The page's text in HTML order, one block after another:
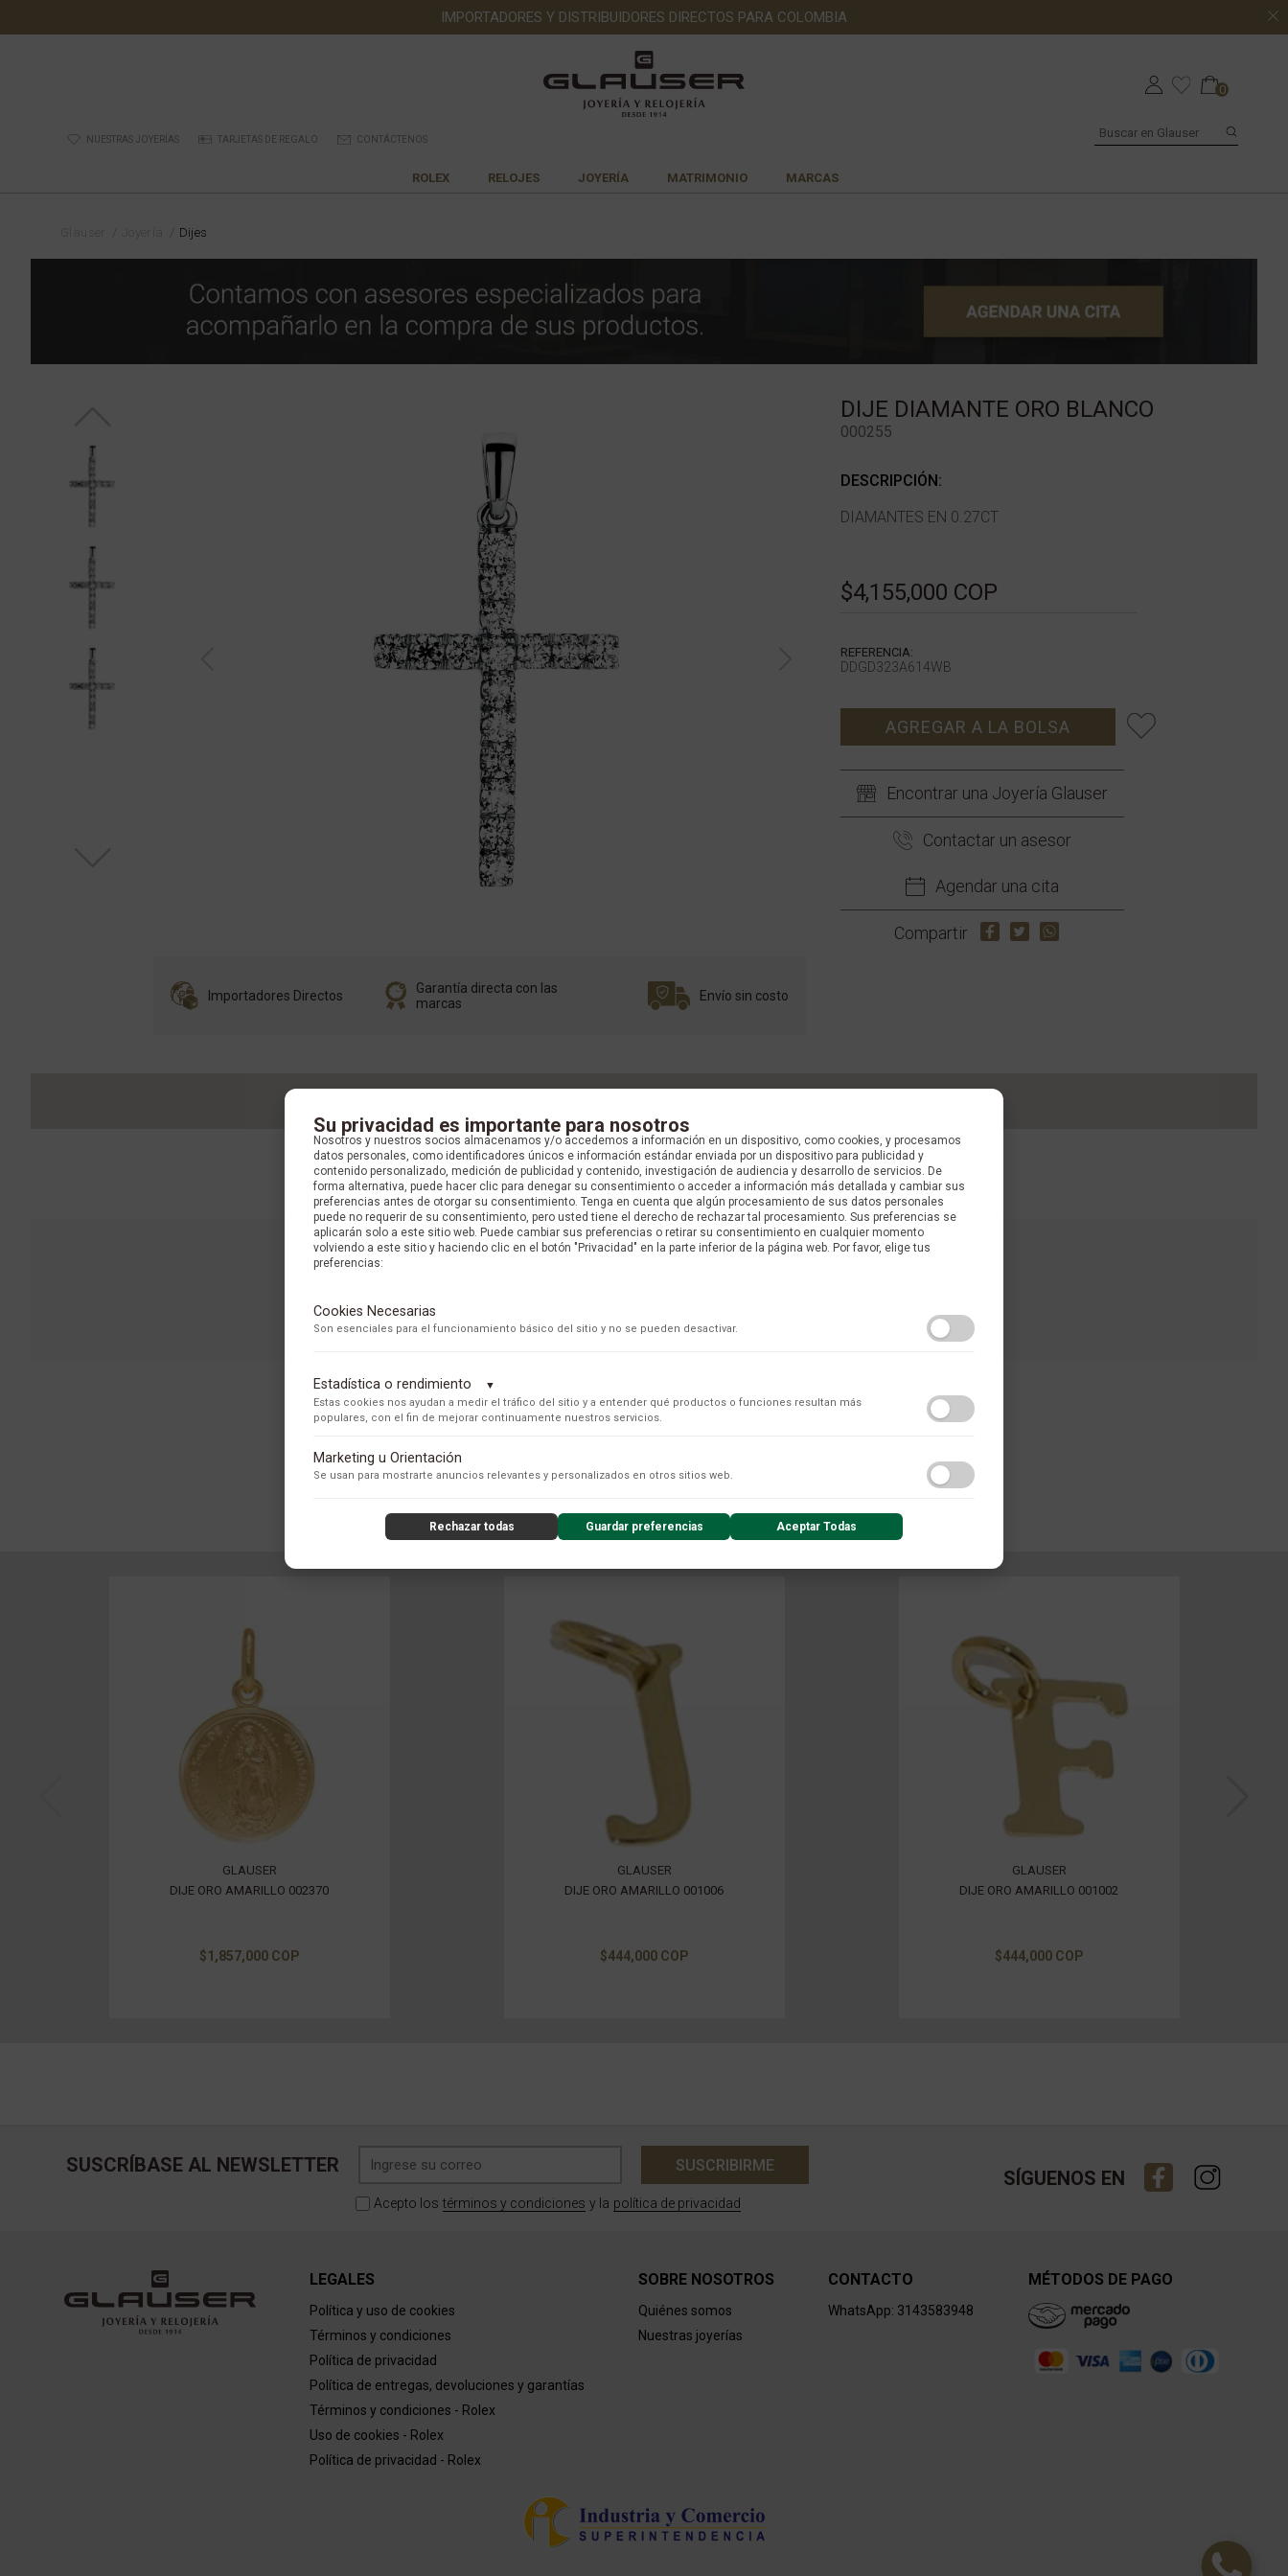
IMPORTADORES Y DISTRIBUIDORES DIRECTOS PARA COLOMBIA
0
NUESTRAS JOYERÍAS TARJETAS DE REGALO CONTÁCTENOS
ROLEX RELOJES JOYERÍA MATRIMONIO MARCAS
Dijes
DIJE DIAMANTE ORO BLANCO
000255
DESCRIPCIÓN:
DIAMANTES EN 0.27CT
$4,155,000 COP
REFERENCIA:
DDGD323A614WB
AGREGAR A LA BOLSA
Encontrar una Joyería Glauser
Contactar un asesor
Agendar una cita
Compartir
Importadores Directos
Garantía directa con las
marcas
Envío sin costo
GLAUSER
DIJE ORO AMARILLO 002370
$1,857,000 COP
GLAUSER
DIJE ORO AMARILLO 001006
$444,000 COP
GLAUSER
DIJE ORO AMARILLO 001002
$444,000 COP
SUSCRÍBASE AL NEWSLETTER SUSCRIBIRME
Acepto los términos y condiciones y la política de privacidad
SÍGUENOS EN
LEGALES
Política y uso de cookies
Términos y condiciones
Política de privacidad
Política de entregas, devoluciones y garantías
Términos y condiciones - Rolex
Uso de cookies - Rolex
Política de privacidad - Rolex
SOBRE NOSOTROS
Quiénes somos
Nuestras joyerías
CONTACTO
WhatsApp: 3143583948
MÉTODOS DE PAGO
Su privacidad es importante para nosotros
Nosotros y nuestros socios almacenamos y/o accedemos a información en un dispositivo, como cookies, y procesamos
datos personales, como identificadores únicos e información estándar enviada por un dispositivo para publicidad y
contenido personalizado, medición de publicidad y contenido, investigación de audiencia y desarrollo de servicios. De
forma alternativa, puede hacer clic para denegar su consentimiento o acceder a información más detallada y cambiar sus
preferencias antes de otorgar su consentimiento. Tenga en cuenta que algún procesamiento de sus datos personales
puede no requerir de su consentimiento, pero usted tiene el derecho de rechazar tal procesamiento. Sus preferencias se
aplicarán solo a este sitio web. Puede cambiar sus preferencias o retirar su consentimiento en cualquier momento
volviendo a este sitio y haciendo clic en el botón "Privacidad" en la parte inferior de la página web. Por favor, elige tus
preferencias:
Cookies Necesarias
Son esenciales para el funcionamiento básico del sitio y no se pueden desactivar.
Estadística o rendimiento ▼
Estas cookies nos ayudan a medir el tráfico del sitio y a entender qué productos o funciones resultan más
populares, con el fin de mejorar continuamente nuestros servicios.
Adobe Analytics
Utilizamos Adobe Analytics para recopilar datos de uso anónimos, lo que nos permite analizar el rendimiento de nuestro contenido y las interacciones de
los usuarios.
ContentSquare
con exclusión de datos sensibles) y análisis de formularios.
Marketing u Orientación
Se usan para mostrarte anuncios relevantes y personalizados en otros sitios web.
Rechazar todas Guardar preferencias Aceptar Todas